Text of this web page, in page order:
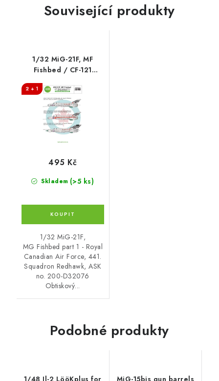
Související produkty
1/32 MiG-21F, MF
Fishbed / CF-121
Redhawk program -
Royal Canadian Air
Force, 441. Squadron
2 + 1
Skladem (>5 ks)
495 Kč
1/32 MiG-21F,
MG Fishbed part 1 - Royal
Canadian Air Force, 441.
Squadron Redhawk, ASK
no. 200-D32076
Obtiskový...
Podobné produkty